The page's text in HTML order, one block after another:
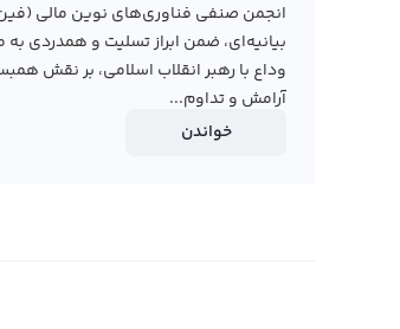
انجمن صنفی فناوری‌های نوین مالی
بیانیه‌ای، ضمن ابراز تسلیت و همدردی
وداع با رهبر انقلاب اسلامی، بر نقش
آرامش و تداوم...
خواندن